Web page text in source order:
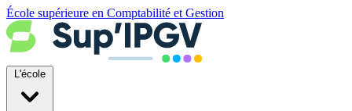
École supérieure en Comptabilité et Gestion
L'école